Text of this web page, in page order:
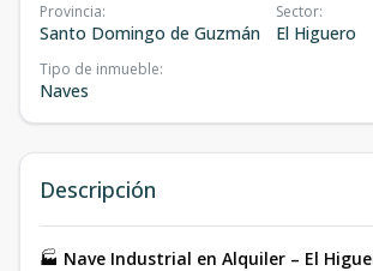
Provincia:
Santo Domingo de Guzmán
Sector:
El Higuero
Tipo de inmueble:
Naves
Descripción
🏭 Nave Industrial en Alquiler – El